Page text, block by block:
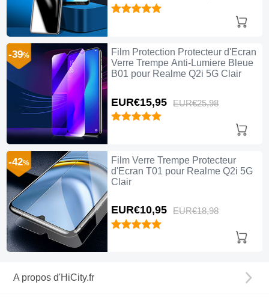
Film Protection Protecteur d'Ecran
Verre Trempe Anti-Lumiere Bleue
B01 pour Realme Q2i 5G Clair
EUR€15,95 EUR€25,98
-39%
Film Verre Trempe Protecteur
d'Ecran T01 pour Realme Q2i 5G
Clair
EUR€10,95 EUR€18,98
-42%
A propos d'HiCity.fr